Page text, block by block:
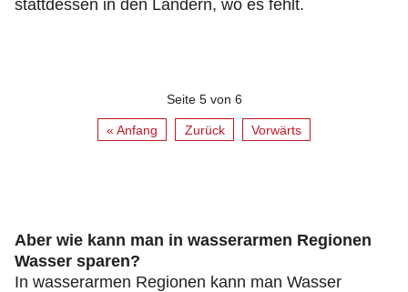
stattdessen in den Ländern, wo es fehlt.
Seite 5 von 6
« Anfang Zurück Vorwärts
Aber wie kann man in wasserarmen Regionen
Wasser sparen?
In wasserarmen Regionen kann man Wasser